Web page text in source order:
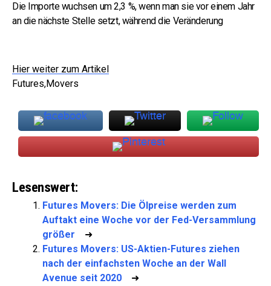
Die Importe wuchsen um 2,3 %, wenn man sie vor einem Jahr
an die nächste Stelle setzt, während die Veränderung
Hier weiter zum Artikel
Futures,Movers
Lesenswert:
Futures Movers: Die Ölpreise werden zum
Auftakt eine Woche vor der Fed-Versammlung
größer ➜
Futures Movers: US-Aktien-Futures ziehen
nach der einfachsten Woche an der Wall
Avenue seit 2020 ➜